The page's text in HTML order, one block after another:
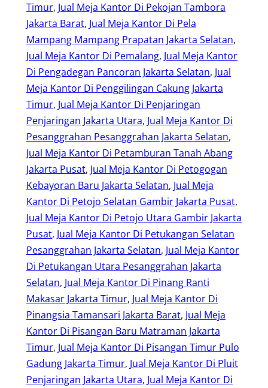
Timur, Jual Meja Kantor Di Pekojan Tambora
Jakarta Barat, Jual Meja Kantor Di Pela
Mampang Mampang Prapatan Jakarta Selatan
Jual Meja Kantor Di Pemalang, Jual Meja Kantor
Di Pengadegan Pancoran Jakarta Selatan, Jual
Meja Kantor Di Penggilingan Cakung Jakarta
Timur, Jual Meja Kantor Di Penjaringan
Penjaringan Jakarta Utara, Jual Meja Kantor Di
Pesanggrahan Pesanggrahan Jakarta Selatan
Jual Meja Kantor Di Petamburan Tanah Abang
Jakarta Pusat, Jual Meja Kantor Di Petogogan
Kebayoran Baru Jakarta Selatan, Jual Meja
Kantor Di Petojo Selatan Gambir Jakarta Pusat
Jual Meja Kantor Di Petojo Utara Gambir Jakarta
Pusat, Jual Meja Kantor Di Petukangan Selatan
Pesanggrahan Jakarta Selatan, Jual Meja Kantor
Di Petukangan Utara Pesanggrahan Jakarta
Selatan, Jual Meja Kantor Di Pinang Ranti
Makasar Jakarta Timur, Jual Meja Kantor Di
Pinangsia Tamansari Jakarta Barat, Jual Meja
Kantor Di Pisangan Baru Matraman Jakarta
Timur, Jual Meja Kantor Di Pisangan Timur Pulo
Gadung Jakarta Timur, Jual Meja Kantor Di Pluit
Penjaringan Jakarta Utara, Jual Meja Kantor Di